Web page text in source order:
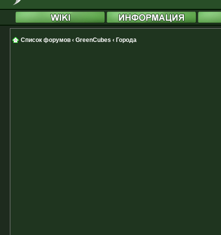
Список форумов ‹ GreenCubes ‹ Города